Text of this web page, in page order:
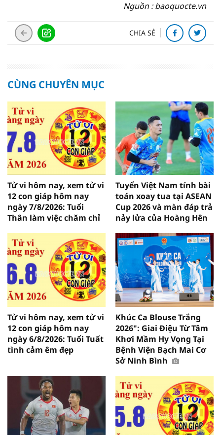
Nguồn : baoquocte.vn
CHIA SẺ
CÙNG CHUYÊN MỤC
Tử vi hôm nay, xem tử vi
12 con giáp hôm nay
ngày 7/8/2026: Tuổi
Thân làm việc chăm chỉ
Tuyển Việt Nam tính bài
toán xoay tua tại ASEAN
Cup 2026 và màn đáp trả
nảy lửa của Hoàng Hên
Tử vi hôm nay, xem tử vi
12 con giáp hôm nay
ngày 6/8/2026: Tuổi Tuất
tình cảm êm đẹp
Khúc Ca Blouse Trắng
2026": Giai Điệu Từ Tâm
Khơi Mầm Hy Vọng Tại
Bệnh Viện Bạch Mai Cơ
Sở Ninh Bình